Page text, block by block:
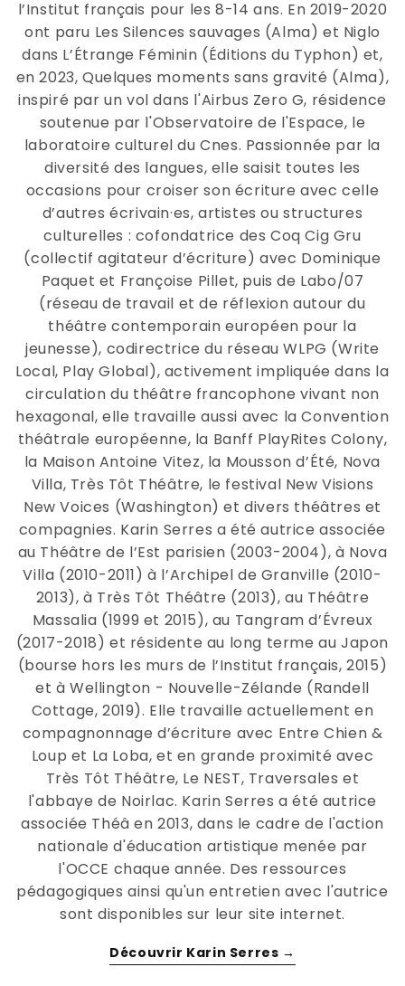
l’Institut français pour les 8-14 ans. En 2019-2020
ont paru Les Silences sauvages (Alma) et Niglo
dans L’Étrange Féminin (Éditions du Typhon) et,
en 2023, Quelques moments sans gravité (Alma),
inspiré par un vol dans l'Airbus Zero G, résidence
soutenue par l'Observatoire de l'Espace, le
laboratoire culturel du Cnes. Passionnée par la
diversité des langues, elle saisit toutes les
occasions pour croiser son écriture avec celle
d’autres écrivain·es, artistes ou structures
culturelles : cofondatrice des Coq Cig Gru
(collectif agitateur d’écriture) avec Dominique
Paquet et Françoise Pillet, puis de Labo/07
(réseau de travail et de réflexion autour du
théâtre contemporain européen pour la
jeunesse), codirectrice du réseau WLPG (Write
Local, Play Global), activement impliquée dans la
circulation du théâtre francophone vivant non
hexagonal, elle travaille aussi avec la Convention
théâtrale européenne, la Banff PlayRites Colony,
la Maison Antoine Vitez, la Mousson d’Été, Nova
Villa, Très Tôt Théâtre, le festival New Visions
New Voices (Washington) et divers théâtres et
compagnies. Karin Serres a été autrice associée
au Théâtre de l’Est parisien (2003-2004), à Nova
Villa (2010-2011) à l’Archipel de Granville (2010-
2013), à Très Tôt Théâtre (2013), au Théâtre
Massalia (1999 et 2015), au Tangram d’Évreux
(2017-2018) et résidente au long terme au Japon
(bourse hors les murs de l’Institut français, 2015)
et à Wellington - Nouvelle-Zélande (Randell
Cottage, 2019). Elle travaille actuellement en
compagnonnage d’écriture avec Entre Chien &
Loup et La Loba, et en grande proximité avec
Très Tôt Théâtre, Le NEST, Traversales et
l'abbaye de Noirlac. Karin Serres a été autrice
associée Théâ en 2013, dans le cadre de l'action
nationale d'éducation artistique menée par
l'OCCE chaque année. Des ressources
pédagogiques ainsi qu'un entretien avec l'autrice
sont disponibles sur leur site internet.
Découvrir Karin Serres →